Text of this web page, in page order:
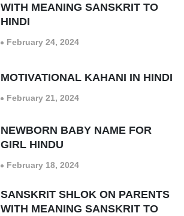
WITH MEANING SANSKRIT TO
HINDI
February 24, 2024
MOTIVATIONAL KAHANI IN HINDI
February 21, 2024
NEWBORN BABY NAME FOR
GIRL HINDU
February 18, 2024
SANSKRIT SHLOK ON PARENTS
WITH MEANING SANSKRIT TO